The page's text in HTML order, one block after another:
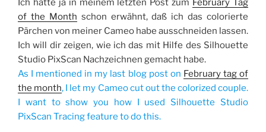
Ich hatte ja in meinem letzten Post zum February Tag
of the Month schon erwähnt, daß ich das colorierte
Pärchen von meiner Cameo habe ausschneiden lassen.
Ich will dir zeigen, wie ich das mit Hilfe des Silhouette
Studio PixScan Nachzeichnen gemacht habe.
As I mentioned in my last blog post on February tag of
the month, I let my Cameo cut out the colorized couple.
I want to show you how I used Silhouette Studio
PixScan Tracing feature to do this.